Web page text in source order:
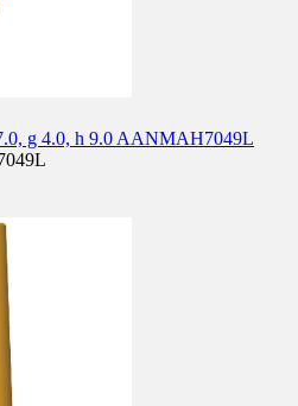
g 4.0, h 9.0 AANMAH7049L